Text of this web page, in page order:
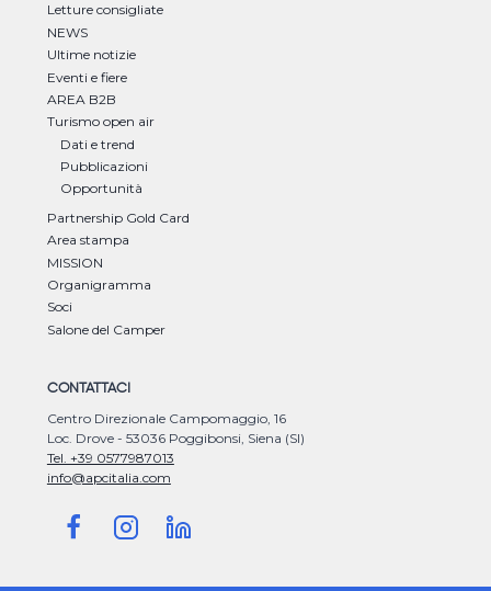
Letture consigliate
NEWS
Ultime notizie
Eventi e fiere
AREA B2B
Turismo open air
Dati e trend
Pubblicazioni
Opportunità
Partnership Gold Card
Area stampa
MISSION
Organigramma
Soci
Salone del Camper
CONTATTACI
Centro Direzionale Campomaggio, 16
Loc. Drove - 53036 Poggibonsi, Siena (SI)
Tel. +39 0577987013
info@apcitalia.com